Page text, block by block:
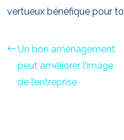
vertueux bénéfique pour
Un bon aménagement
peut améliorer l’image
de l’entreprise